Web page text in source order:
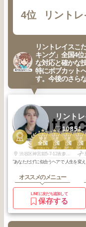
4位 リント
リントレイスこ
キング」全国4
な対応と確かな
特にボブカット
す。今後のさら
3
全国
2026年 7月
3
全国
2026年 6月
3
全国
2026年 5月
3
全国
2026年 4月
リント
10851
渋谷区神宮前5-7-12表参道荒川ビル 1F
"あなただけ"に似合うヘアで 人生を変
オススメのメニュー
LINEに友だち追加して
保存する